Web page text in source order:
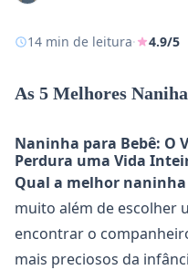
14 min de leitura· 4.9/5
As 5 Melhores
Naninha para Bebê: O
Perdura uma Vida
Qual a melhor naninha
muito além de escolher
encontrar o
mais preciosos da